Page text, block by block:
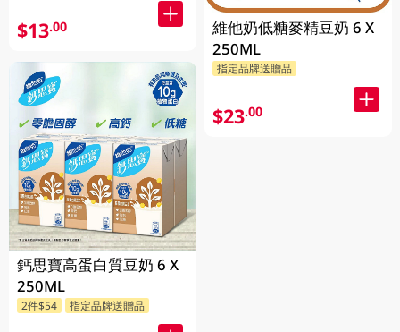
$13.00
鈣思寶高蛋白質豆奶 6 X
250ML
2件$54 指定品牌送贈品
維他奶低糖麥精豆奶 6 X
250ML
指定品牌送贈品
$23.00